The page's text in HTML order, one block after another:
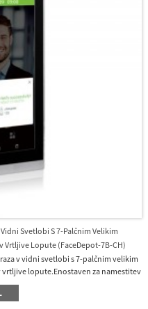
Svetlobi S 7-Palčnim Velikim
Vrtljive Lopute (FaceDepot-7B-CH)
v vidni svetlobi s 7-palčnim velikim
lopute.Enostaven za namestitev
dolžine 3 metre in izjemno
je bila močno podaljšana na